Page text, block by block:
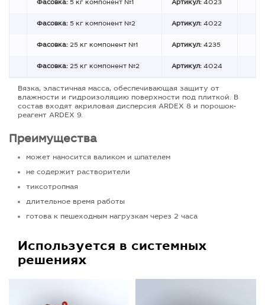
Фасовка: 5 кг компонент №1 Артикул: 4023
Фасовка: 5 кг компонент №2 Артикул: 4022
Фасовка: 25 кг компонент №1 Артикул: 4235
Фасовка: 25 кг компонент №2 Артикул: 4024
Вязка, эластичная масса, обеспечивающая защиту от
влажности и гидроизоляцию поверхности под плиткой. В
состав входят акриловая дисперсия ARDEX 8 и порошок-
реагент ARDEX 9.
Преимущества
может наносится валиком и шпателем
не содержит растворители
тиксотропная
длительное время работы
готова к пешеходным нагрузкам через 2 часа
Используется в системных
решениях